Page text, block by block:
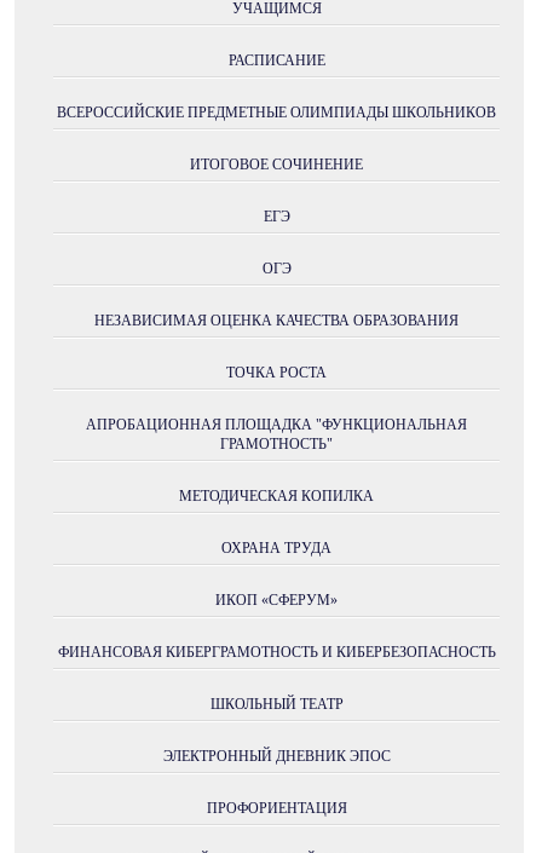
УЧАЩИМСЯ
РАСПИСАНИЕ
ВСЕРОССИЙСКИЕ ПРЕДМЕТНЫЕ ОЛИМПИАДЫ ШКОЛЬНИКОВ
ИТОГОВОЕ СОЧИНЕНИЕ
ЕГЭ
ОГЭ
НЕЗАВИСИМАЯ ОЦЕНКА КАЧЕСТВА ОБРАЗОВАНИЯ
ТОЧКА РОСТА
АПРОБАЦИОННАЯ ПЛОЩАДКА "ФУНКЦИОНАЛЬНАЯ
ГРАМОТНОСТЬ"
МЕТОДИЧЕСКАЯ КОПИЛКА
ОХРАНА ТРУДА
ИКОП «СФЕРУМ»
ФИНАНСОВАЯ КИБЕРГРАМОТНОСТЬ И КИБЕРБЕЗОПАСНОСТЬ
ШКОЛЬНЫЙ ТЕАТР
ЭЛЕКТРОННЫЙ ДНЕВНИК ЭПОС
ПРОФОРИЕНТАЦИЯ